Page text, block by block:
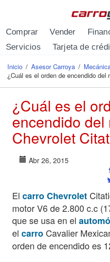
Comprar Vender
Servicios
Tarjeta de
Se encuentra usted aquí
Inicio / Asesor Carroya /
¿Cuál es el orden de encendido
¿Cuál es el
encendido del
Chevrolet
Abr 26, 2015
El carro Chevrolet
motor V6 de 2.800 c.c
que se usa en el
el carro Cavalier
orden de encendido es